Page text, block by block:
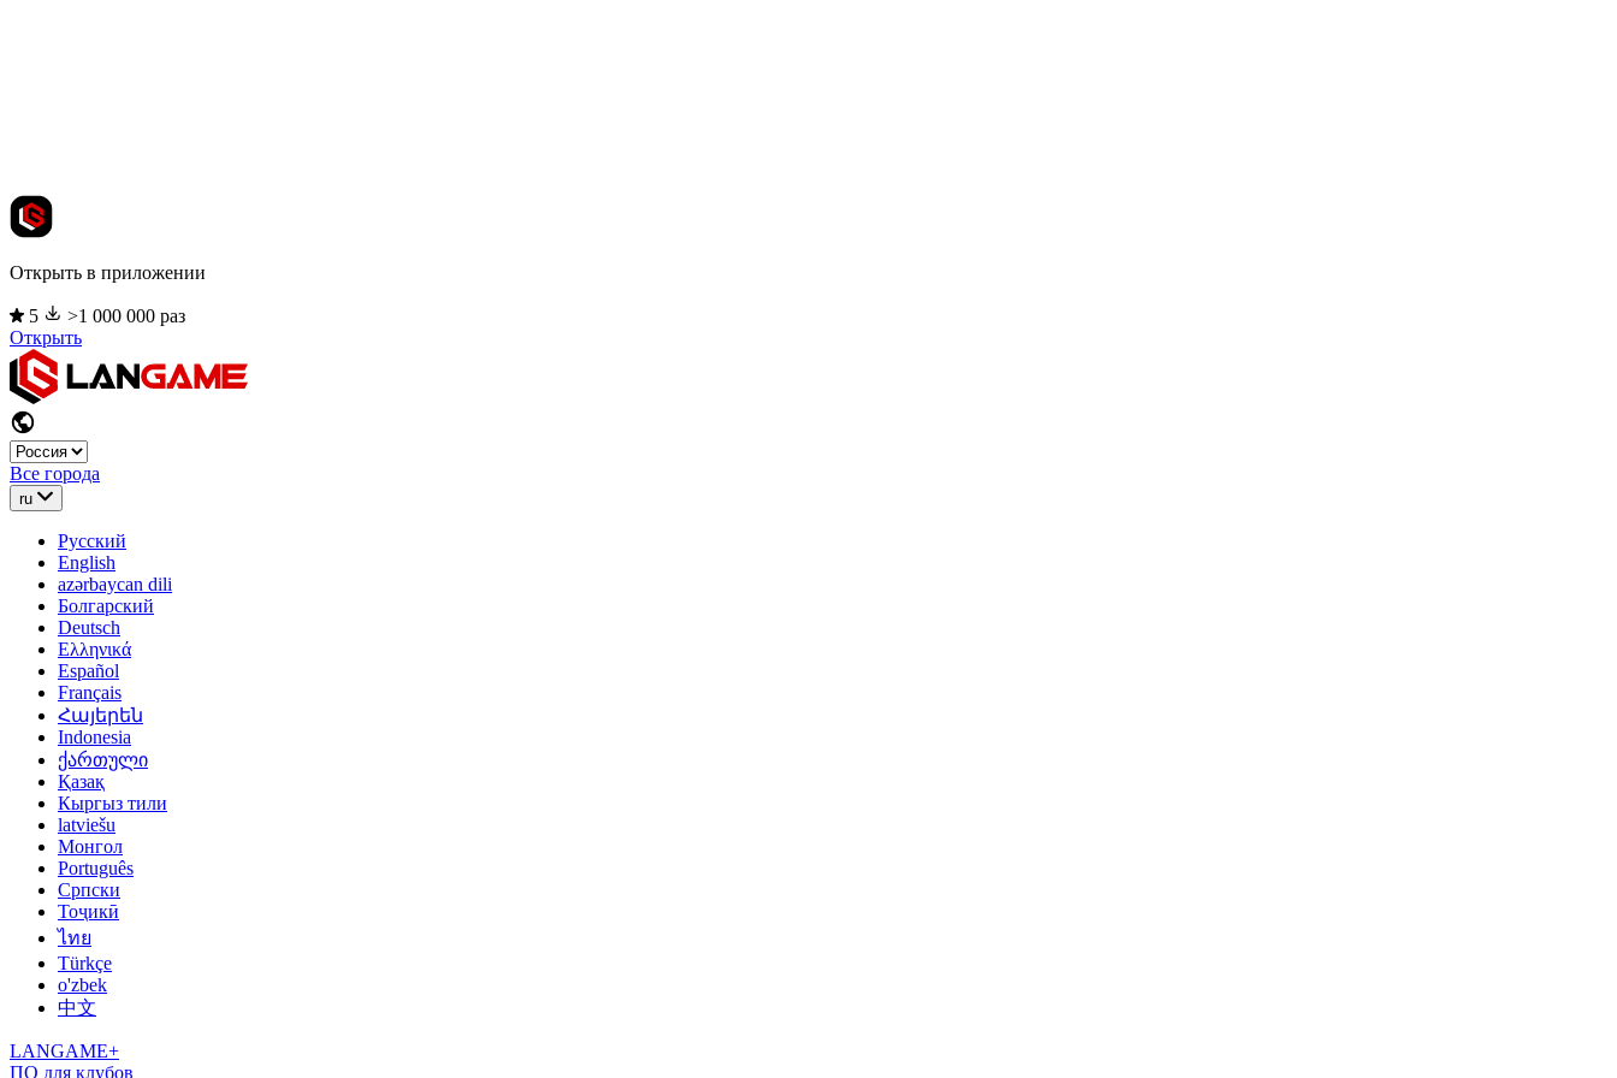
Открыть в приложении
5
>1 000 000 раз
Открыть
Все города
ru
Русский
English
azərbaycan dili
Болгарский
Deutsch
Ελληνικά
Español
Français
Հայերեն
Indonesia
ქართული
Қазақ
Кыргыз тили
latviešu
Монгол
Português
Српски
Тоҷикӣ
ไทย
Türkçe
o'zbek
中文
LANGAME+
ПО для клубов